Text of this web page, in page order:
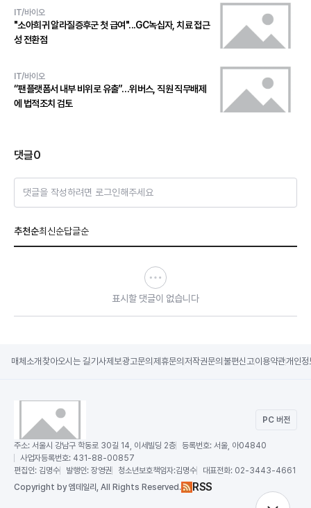
IT/바이오
"소아희귀 알라질증후군 첫 급여"...GC녹십자, 치료 접근
성 전환점
IT/바이오
“팬플랫폼서 내부 비위로 유출”…위버스, 직원 직무배제
에 법적조치 검토
댓글0
댓글을 작성하려면 로그인해주세요
추천순최신순답글순
표시할 댓글이 없습니다
매체소개 찾아오시는 길기사제보광고문의 제휴문의 저작권문의 불편신고이용약관개인정
PC 버전
주소: 서울시 강남구 학동로 30길 14, 이세빌딩 2층 등록번호: 서울, 아04840
사업자등록번호: 431-88-00857
편집인: 김명수 발행인: 장영권 청소년보호책임자:김명수 대표전화: 02-3443-4661
Copyright by 엠데일리, All Rights Reserved. RSS